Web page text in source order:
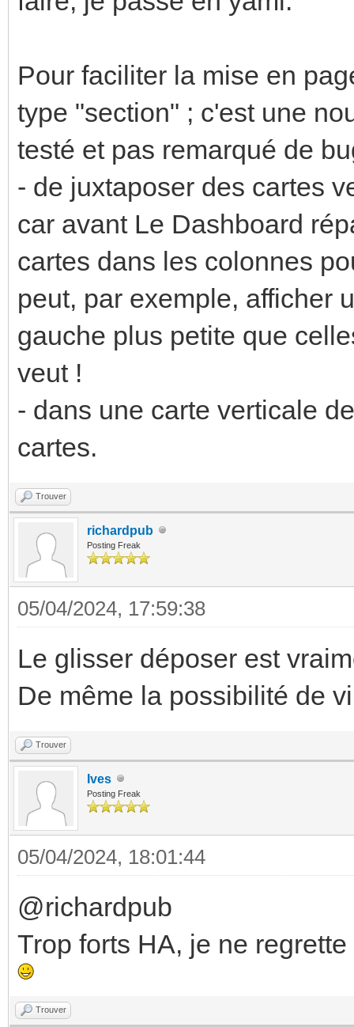
Pour faciliter la mise en
type "section" ; c'est une
testé et pas remarqué de
- de juxtaposer des cartes
car avant Le Dashboard
cartes dans les colonnes
peut, par exemple, afficher
gauche plus petite que
veut !
- dans une carte verticale
cartes.
Trouver
richardpub
Posting Freak
05/04/2024, 17:59:38
Le glisser déposer est
De même la possibilité de
Trouver
Ives
Posting Freak
05/04/2024, 18:01:44
@richardpub
Trop forts HA, je ne
Trouver